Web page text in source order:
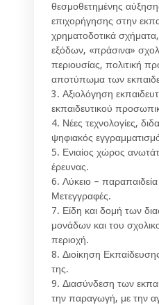
θεσμοθετημένης
επιχορήγησης στην
χρηματοδοτικά
εξόδων, «πράσινα»
περιουσίας, πολιτική
αποτύπωμα των
3. Αξιολόγηση
εκπαιδευτικού
4. Νέες τεχνολογίες,
ψηφιακός
5. Ενιαίος χώρος
έρευνας.
6. Λύκειο –
Μετεγγραφές.
7. Είδη και δομή των
μονάδων και του
περιοχή.
8. Διοίκηση
της.
9. Διασύνδεση των
την παραγωγή, με την